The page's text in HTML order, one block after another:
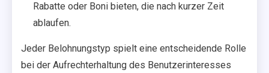
Rabatte oder Boni bieten, die nach kurzer Zeit
ablaufen.
Jeder Belohnungstyp spielt eine entscheidende Rolle
bei der Aufrechterhaltung des Benutzerinteresses